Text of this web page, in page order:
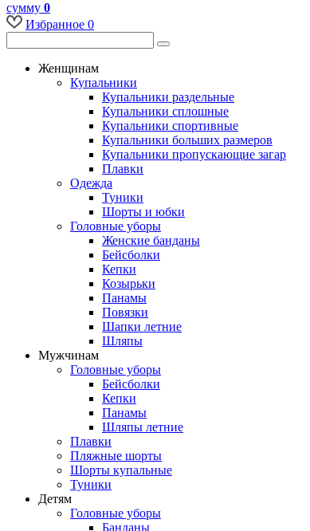
сумму 0
Избранное 0
Женщинам
Купальники
Купальники раздельные
Купальники сплошные
Купальники спортивные
Купальники больших размеров
Купальники пропускающие загар
Плавки
Одежда
Туники
Шорты и юбки
Головные уборы
Женские банданы
Бейсболки
Кепки
Козырьки
Панамы
Повязки
Шапки летние
Шляпы
Мужчинам
Головные уборы
Бейсболки
Кепки
Панамы
Шляпы летние
Плавки
Пляжные шорты
Шорты купальные
Туники
Детям
Головные уборы
Банданы